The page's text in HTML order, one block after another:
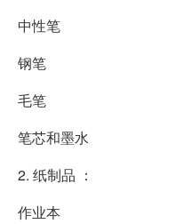
中性笔
钢笔
毛笔
笔芯和墨水
2. 纸制品 ：
作业本